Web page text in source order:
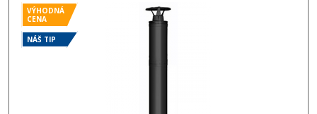
VÝHODNÁ
CENA
NÁŠ TIP